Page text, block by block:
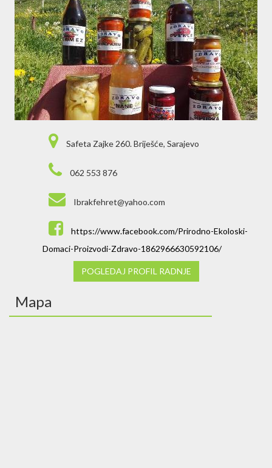
Safeta Zajke 260. Briješće, Sarajevo
062 553 876
Ibrakfehret@yahoo.com
https://www.facebook.com/Prirodno-Ekoloski-
Domaci-Proizvodi-Zdravo-1862966630592106/
POGLEDAJ PROFIL RADNJE
Mapa